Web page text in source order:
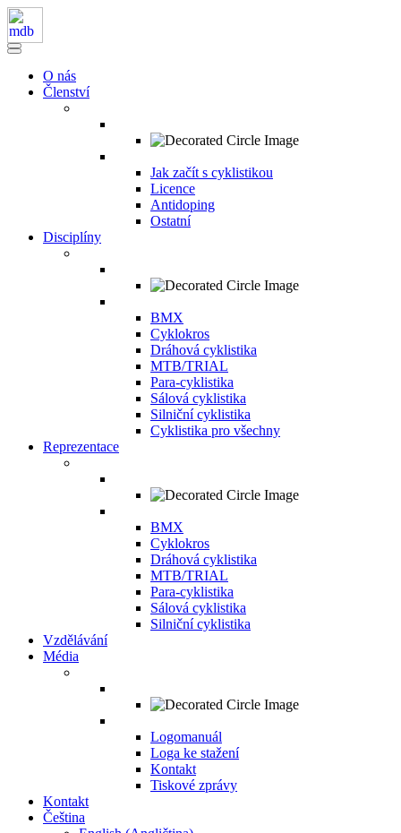
O nás
Členství
Jak začít s cyklistikou
Licence
Antidoping
Ostatní
Disciplíny
BMX
Cyklokros
Dráhová cyklistika
MTB/TRIAL
Para-cyklistika
Sálová cyklistika
Silniční cyklistika
Cyklistika pro všechny
Reprezentace
BMX
Cyklokros
Dráhová cyklistika
MTB/TRIAL
Para-cyklistika
Sálová cyklistika
Silniční cyklistika
Vzdělávání
Média
Logomanuál
Loga ke stažení
Kontakt
Tiskové zprávy
Kontakt
Čeština